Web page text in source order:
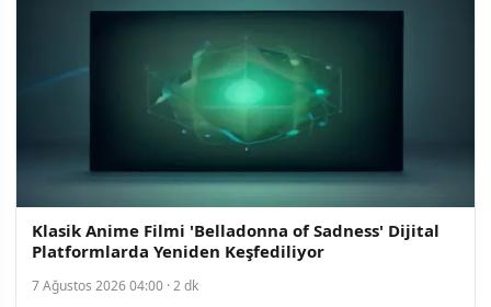
Klasik Anime Filmi 'Belladonna of Sadness' Dijital
Platformlarda Yeniden Keşfediliyor
7 Ağustos 2026 04:00 · 2 dk